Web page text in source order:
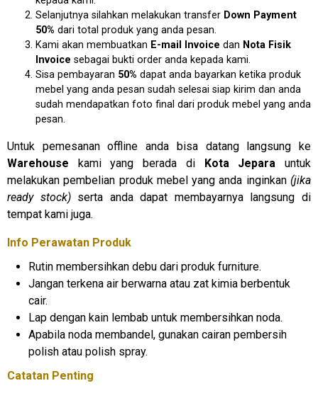
Selanjutnya silahkan melakukan transfer Down Payment
50% dari total produk yang anda pesan.
Kami akan membuatkan E-mail Invoice dan N ota Fisik
Invoice sebagai bukti order anda kepada kami.
Sisa pembayaran 50% dapat anda bayarkan ketika produk
mebel yang anda pesan sudah selesai siap kirim dan anda
sudah mendapatkan foto final dari produk mebel yang anda
pesan.
Untuk pemesanan offline anda bisa datang langsung ke
Warehouse kami yang berada di Kota Jepara untuk
melakukan pembelian produk mebel yang anda inginkan (jika
ready stock)serta anda dapat membayarnya langsung di
tempat kami juga.
Info Perawatan Produk
Rutin membersihkan debu dari produk furniture.
Jangan terkena air berwarna atau zat kimia berbentuk
cair.
Lap dengan kain lembab untuk membersihkan noda.
Apabila noda membandel, gunakan cairan pembersih
polish atau polish spray.
Catatan Penting